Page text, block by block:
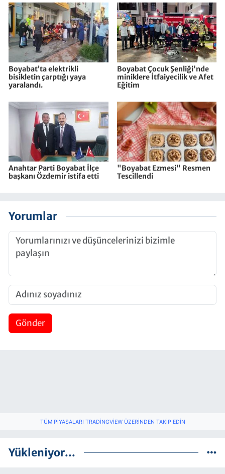
Boyabat’ta elektrikli
bisikletin çarptığı yaya
yaralandı.
Boyabat Çocuk Şenliği'nde
miniklere İtfaiyecilik ve Afet
Eğitim
Anahtar Parti Boyabat İlçe
başkanı Özdemir istifa etti
"Boyabat Ezmesi" Resmen
Tescillendi
Yorumlar
Gönder
TÜM PIYASALARI TRADINGVIEW ÜZERINDEN TAKIP EDIN
Yükleniyor...